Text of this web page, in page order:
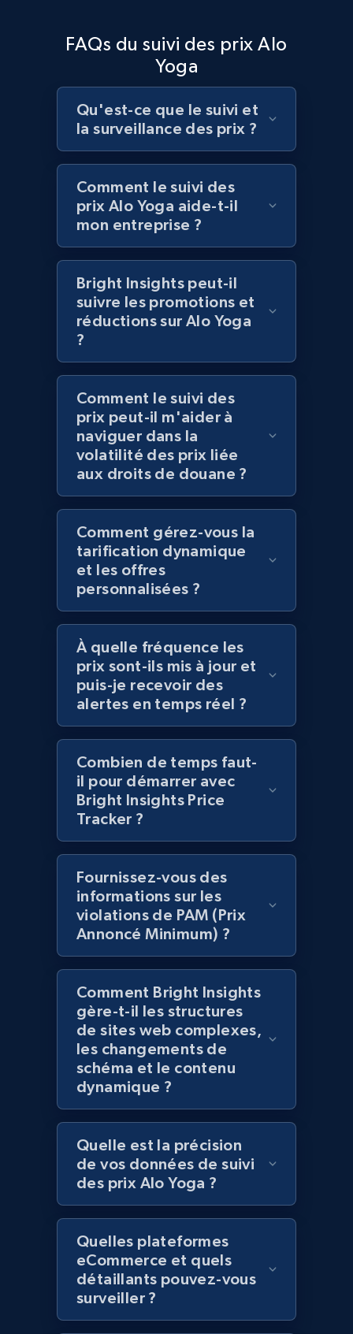
products by best sellers category URL
Title, Seller name, Brand, Description, Initial
price, Currency, Availability, Reviews count, and
Amazon products global dataset - Collect
Amazon products by seller URL
Title, Seller name, Brand, Description, Initial
price, Currency, Availability, Reviews count, and
2.1K+
Amazon products global dataset - Collect
products from Brands URLs
Title, Seller name, Brand, Description, Initial
price, Currency, Availability, Reviews count, and
more.
375+ Commencer
URL, Domain, Country code, Model number,
Sku, Product id, Product name, Manufacturer,
and more.
Home Depot US - Gather data on products
using specified keywords
URL, Domain, Country code, Model number,
Sku, Product id, Product name, Manufacturer,
and more.
2.1K+ 352+ Commencer
Home Depot US - Discover products by
specified URL
URL, Domain, Country code, Model number,
Sku, Product id, Product name, Manufacturer,
and more.
Home Depot US - Discover products by
specified UPC
URL, Domain, Country code, Model number,
Sku, Product id, Product name, Manufacturer,
and more.
2.1K+ 352+ Commencer
FAQs du suivi des prix Alo
Yoga
Qu'est-ce que le suivi et
la surveillance des prix ?
Comment le suivi des
prix Alo Yoga aide-t-il
mon entreprise ?
Bright Insights peut-il
suivre les promotions et
réductions sur Alo Yoga
?
Comment le suivi des
prix peut-il m'aider à
naviguer dans la
volatilité des prix liée
aux droits de douane ?
Comment gérez-vous la
tarification dynamique
et les offres
personnalisées ?
À quelle fréquence les
prix sont-ils mis à jour et
puis-je recevoir des
alertes en temps réel ?
Combien de temps faut-
il pour démarrer avec
Bright Insights Price
Tracker ?
Fournissez-vous des
informations sur les
violations de PAM (Prix
Annoncé Minimum) ?
Comment Bright Insights
gère-t-il les structures
de sites web complexes,
les changements de
schéma et le contenu
dynamique ?
Quelle est la précision
de vos données de suivi
des prix Alo Yoga ?
Quelles plateformes
eCommerce et quels
détaillants pouvez-vous
surveiller ?